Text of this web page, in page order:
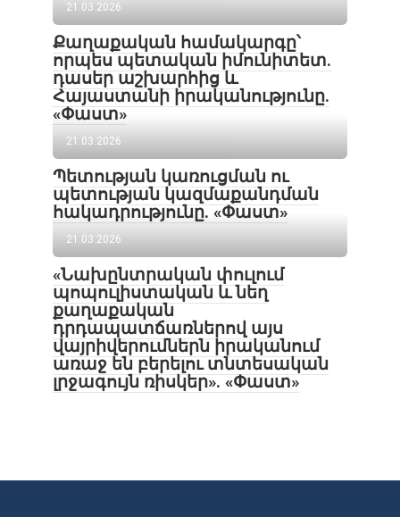
21.03.2026
Քաղաքական համակարգը՝
որպես պետական իմունիտետ.
դասեր աշխարհից և
Հայաստանի իրականությունը.
«Փաստ»
21.03.2026
Պետության կառուցման ու
պետության կազմաքանդման
հակադրությունը. «Փաստ»
21.03.2026
«Նախընտրական փուլում
պոպուլիստական և նեղ
քաղաքական
դրդապատճառներով այս
վայրիվերումներն իրականում
առաջ են բերելու տնտեսական
լրջագույն ռիսկեր». «Փաստ»